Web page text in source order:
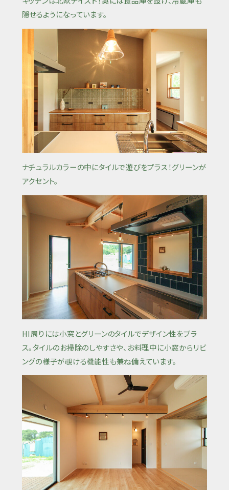
隠せるようになっています。
ナチュラルカラーの中にタイルで遊びをプラス！グリーンが
アクセント。
HI周りには小窓とグリーンのタイルでデザイン性をプラ
ス。タイルのお掃除のしやすさや、お料理中に小窓からリビ
ングの様子が覗ける機能性も兼ね備えています。